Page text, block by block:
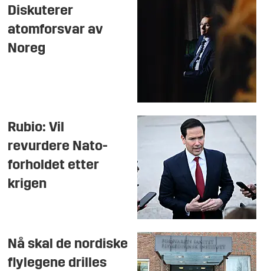
Diskuterer
atomforsvar av
Noreg
Rubio: Vil
revurdere Nato-
forholdet etter
krigen
Nå skal de nordiske
flylegene drilles